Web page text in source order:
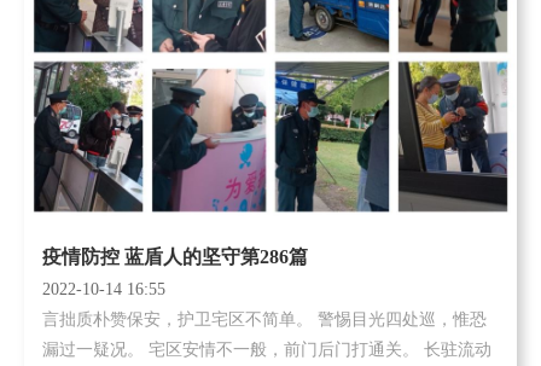
疫情防控 蓝盾人的坚守第286篇
2022-10-14 16:55
言拙质朴赞保安，护卫宅区不简单。 警惕目光四处巡，惟恐
漏过一疑况。 宅区安情不一般，前门后门打通关。 长驻流动